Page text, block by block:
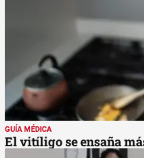
GUÍA MÉDICA
El vitíligo se ensaña